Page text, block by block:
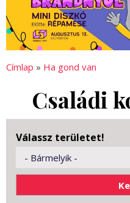
Címlap » Ha gond van
Családi
Válassz területet!